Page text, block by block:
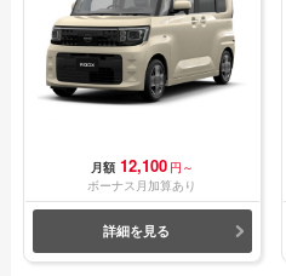
月額 12,100 円～
ボーナス月加算あり
詳細を見る